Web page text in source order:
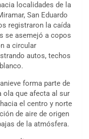
localidades de la
San Eduardo
registraron la caída
se asemejó a copos
a circular
autos, techos
forma parte de
ola que afecta al sur
el centro y norte
de aire de origen
de la atmósfera.